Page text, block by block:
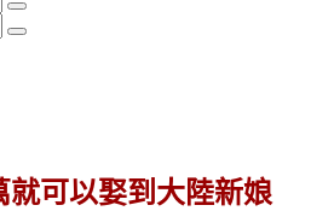
就可以娶到大陸新娘